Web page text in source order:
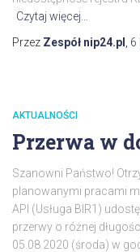
Czytaj więcej…
Przez Zespół nip24.pl 6
AKTUALNOŚCI
Przerwa w
Szanowni Państwo!
planowanymi pracami
API (Usługa BIR1)
przerwy o różnej
05.08.2020 (środa) w